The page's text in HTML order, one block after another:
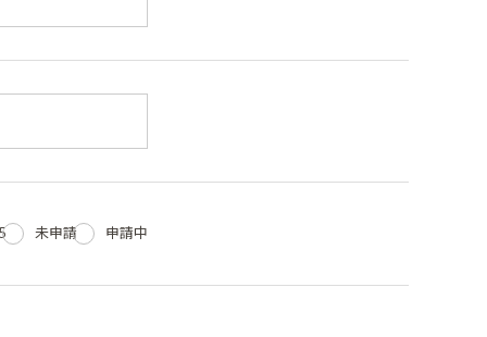
未申請 申請中